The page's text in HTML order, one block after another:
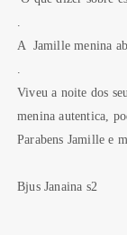
A Jamille menina
Viveu a noite dos
menina autentica,
Parabens Jamille e
Bjus Janaina s2